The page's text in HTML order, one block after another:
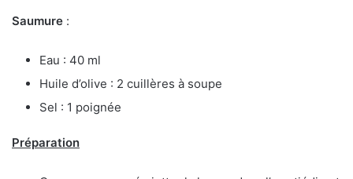
Saumure :
Eau : 40 ml
Huile d’olive : 2 cuillères à soupe
Sel : 1 poignée
Préparation